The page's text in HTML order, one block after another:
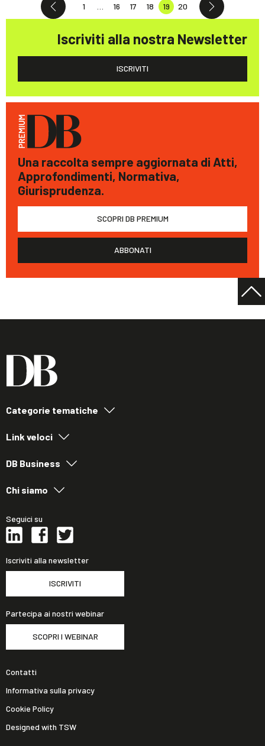
1 16 17 18 19 20
Iscriviti alla nostra Newsletter
ISCRIVITI
Una raccolta sempre aggiornata di Atti,
Approfondimenti, Normativa,
Giurisprudenza.
SCOPRI DB PREMIUM
ABBONATI
Categorie tematiche
Link veloci
DB Business
Chi siamo
Seguici su
Iscriviti alla newsletter
ISCRIVITI
Partecipa ai nostri webinar
SCOPRI I WEBINAR
Contatti
Informativa sulla privacy
Cookie Policy
Designed with TSW